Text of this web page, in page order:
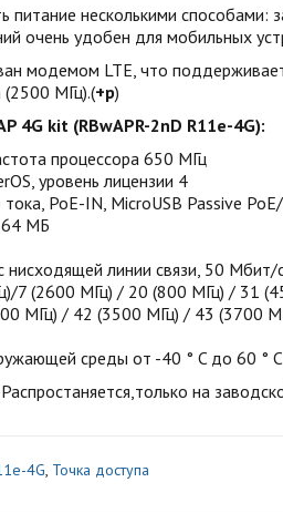
питание несколькими
очень удобен для мобильных
модемом LTE, что
МГц).(+р)
4G kit (RBwAPR-2nD R11e-4G):
процессора 650 МГц
уровень лицензии 4
PoE-IN, MicroUSB Passive
64 МБ
линии связи, 50 Мбит/
7 (2600 МГц) / 20 (800 МГц) / 31
МГц) / 42 (3500 МГц) / 43 (3700
среды от -40 ° C до 60 ° C
на
4G, Точка доступа